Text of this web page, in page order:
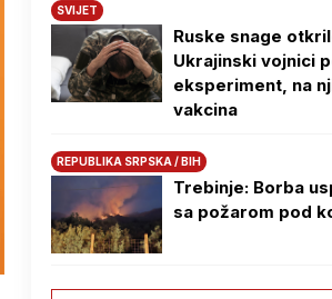
SVIJET
Ruske snage
Ukrajinski vojnici
eksperiment, na
vakcina
REPUBLIKA SRPSKA / BIH
Trebinje: Borba
sa požarom pod